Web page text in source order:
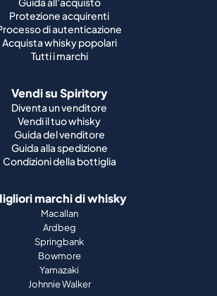
Protezione acquirenti
di autenticazione
Acquista whisky popolari
Tutti i marchi
Vendi su Spiritory
Diventa un venditore
Vendi il tuo whisky
Guida del venditore
Guida alla spedizione
Condizioni della bottiglia
marchi di whisky
Macallan
Ardbeg
Springbank
Bowmore
Yamazaki
Johnnie Walker